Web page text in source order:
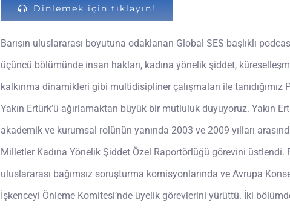
Dinlemek için tıklayın!
Barışın uluslararası boyutuna odaklanan Global SES başlıklı
üçüncü bölümünde insan hakları, kadına yönelik şiddet,
kalkınma dinamikleri gibi multidisipliner çalışmaları ile tanıdığımız
Yakın Ertürk’ü ağırlamaktan büyük bir mutluluk duyuyoruz. Yakın
akademik ve kurumsal rolünün yanında 2003 ve 2009 yılları
Milletler Kadına Yönelik Şiddet Özel Raportörlüğü görevini üstlendi.
uluslararası bağımsız soruşturma komisyonlarında ve Avrupa
İşkenceyi Önleme Komitesi’nde üyelik görevlerini yürüttü. İki